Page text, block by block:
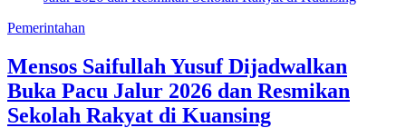
Pemerintahan
Mensos Saifullah Yusuf Dijadwalkan
Buka Pacu Jalur 2026 dan Resmikan
Sekolah Rakyat di Kuansing